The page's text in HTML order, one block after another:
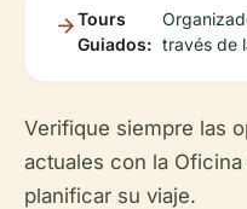
Tours
Guiados: través de
Verifique siempre las
actuales con la
planificar su viaje.